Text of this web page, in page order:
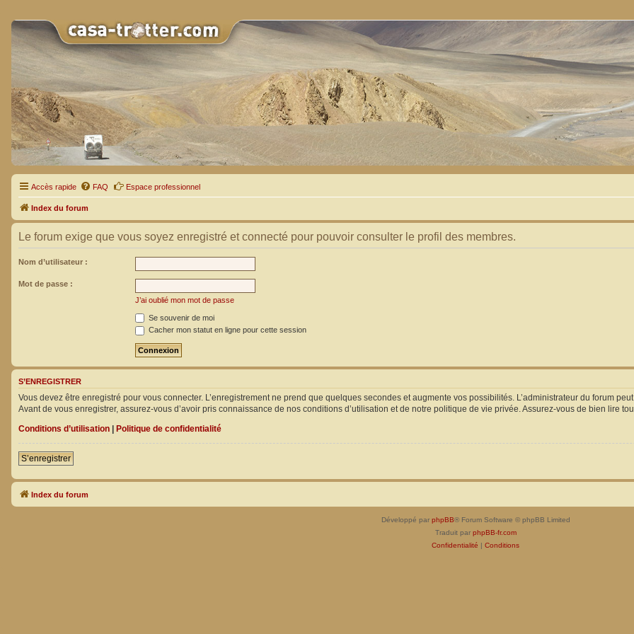
Accès rapide FAQ Espace professionnel
Index du forum
Le forum exige que vous soyez enregistré et connecté pour pouvoir consulter le profil des membres.
Nom d’utilisateur :
Mot de passe :
J’ai oublié mon mot de passe
Se souvenir de moi
Cacher mon statut en ligne pour cette session
S’ENREGISTRER
Vous devez être enregistré pour vous connecter. L’enregistrement ne prend que quelques secondes et augmente vos possibilités. L’administrateur du forum
Avant de vous enregistrer, assurez-vous d’avoir pris connaissance de nos conditions d’utilisation et de notre politique de vie privée. Assurez-vous de bien lire
Conditions d’utilisation
Politique de confidentialité
S’enregistrer
Index du forum
Développé par phpBB® Forum Software © phpBB Limited
Traduit par phpBB-fr.com
Confidentialité | Conditions